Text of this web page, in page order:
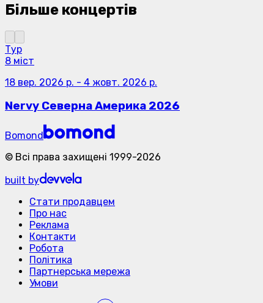
Більше концертів
Тур
8 міст
18 вер. 2026 р. - 4 жовт. 2026 р.
Nervy Северна Америка 2026
Bomond
© Всі права захищені 1999-2026
built by
Стати продавцем
Про нас
Реклама
Контакти
Робота
Політика
Партнерська мережа
Умови